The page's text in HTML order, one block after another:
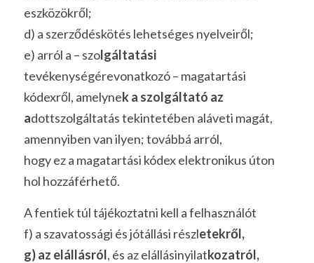
eszközökről;
d) a szerződéskötés lehetséges nyelveiről;
e) arról a – szolgáltatási
tevékenységérevonatkozó – magatartási
kódexről, amelynek a szolgáltató az
adottszolgáltatás tekintetében aláveti magát,
amennyiben van ilyen; továbbá arról,
hogy ez a magatartási kódex elektronikus úton
hol hozzáférhető.
A fentiek túl tájékoztatni kell a felhasználót
f) a szavatossági és jótállási részletekről,
g) az elállásról, és az elállásinyilatkozatról,